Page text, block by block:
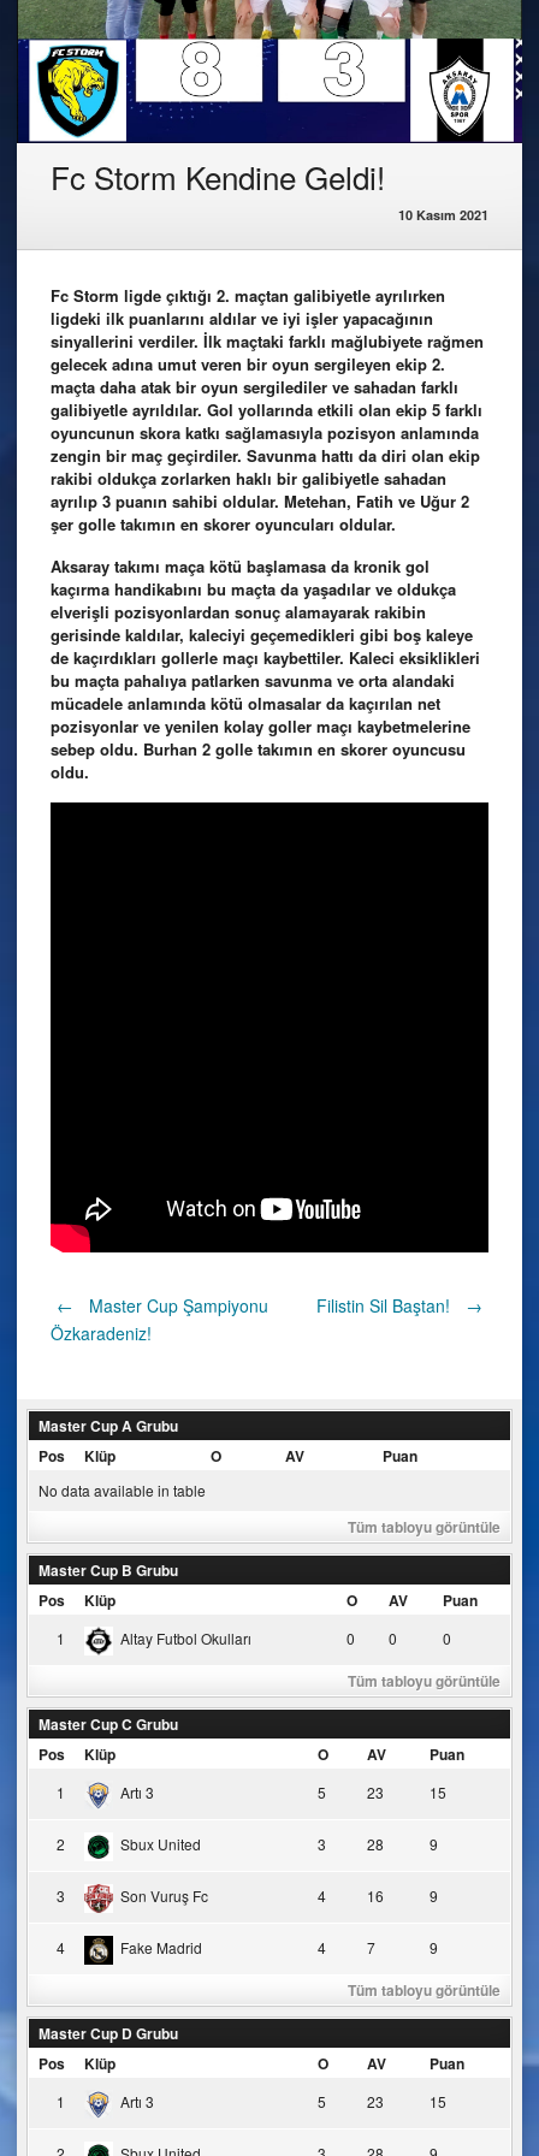
Fc Storm Kendine Geldi!
10 Kasım 2021
Fc Storm ligde çıktığı 2. maçtan galibiyetle ayrılırken
ligdeki ilk puanlarını aldılar ve iyi işler yapacağının
sinyallerini verdiler. İlk maçtaki farklı mağlubiyete rağmen
gelecek adına umut veren bir oyun sergileyen ekip 2.
maçta daha atak bir oyun sergilediler ve sahadan farklı
galibiyetle ayrıldılar. Gol yollarında etkili olan ekip 5 farklı
oyuncunun skora katkı sağlamasıyla pozisyon anlamında
zengin bir maç geçirdiler. Savunma hattı da diri olan ekip
rakibi oldukça zorlarken haklı bir galibiyetle sahadan
ayrılıp 3 puanın sahibi oldular. Metehan, Fatih ve Uğur 2
şer golle takımın en skorer oyuncuları oldular.
Aksaray takımı maça kötü başlamasa da kronik gol
kaçırma handikabını bu maçta da yaşadılar ve oldukça
elverişli pozisyonlardan sonuç alamayarak rakibin
gerisinde kaldılar, kaleciyi geçemedikleri gibi boş kaleye
de kaçırdıkları gollerle maçı kaybettiler. Kaleci eksiklikleri
bu maçta pahalıya patlarken savunma ve orta alandaki
mücadele anlamında kötü olmasalar da kaçırılan net
pozisyonlar ve yenilen kolay goller maçı kaybetmelerine
sebep oldu. Burhan 2 golle takımın en skorer oyuncusu
oldu.
Post
←
Master Cup Şampiyonu
Özkaradeniz!
Filistin Sil Baştan! →
Master Cup A Grubu
Pos
Klüp O AV Puan
No data available in table
Tüm tabloyu görüntüle
Master Cup B Grubu
Pos
Klüp O AV Puan
1 Altay Futbol Okulları 0 0 0
Tüm tabloyu görüntüle
Master Cup C Grubu
Pos
Klüp O AV Puan
1 Artı 3 5 23 15
2 Sbux United 3 28 9
3 Son Vuruş Fc 4 16 9
4 Fake Madrid 4 7 9
Tüm tabloyu görüntüle
Master Cup D Grubu
Pos
Klüp O AV Puan
1 Artı 3 5 23 15